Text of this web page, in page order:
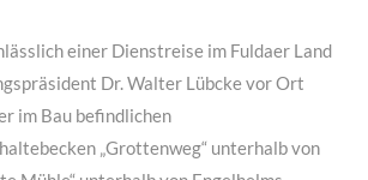
einer Dienstreise im Fuldaer Land
Dr. Walter Lübcke vor Ort
im Bau befindlichen
„Grottenweg“ unterhalb von